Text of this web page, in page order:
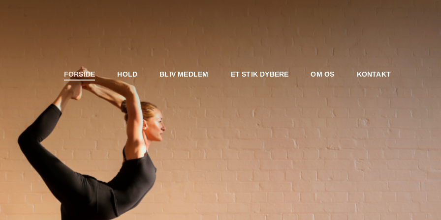
FORSIDE HOLD BLIV MEDLEM ET STIK DYBERE OM OS KONTAKT